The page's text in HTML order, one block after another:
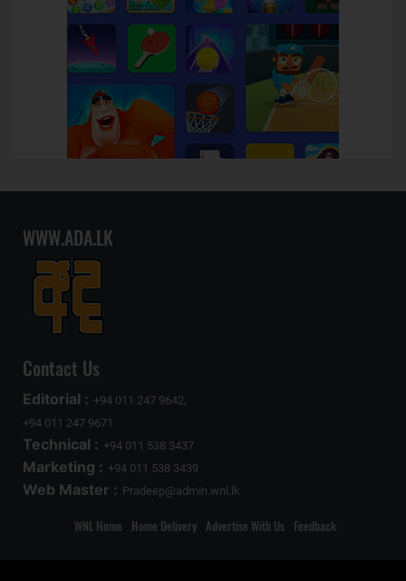
WWW.ADA.LK
Contact Us
Editorial : +94 011 247 9642,
+94 011 247 9671
Technical : +94 011 538 3437
Marketing : +94 011 538 3439
Web Master : Pradeep@admin.wnl.lk
WNL Home Home Delivery Advertise With Us Feedback